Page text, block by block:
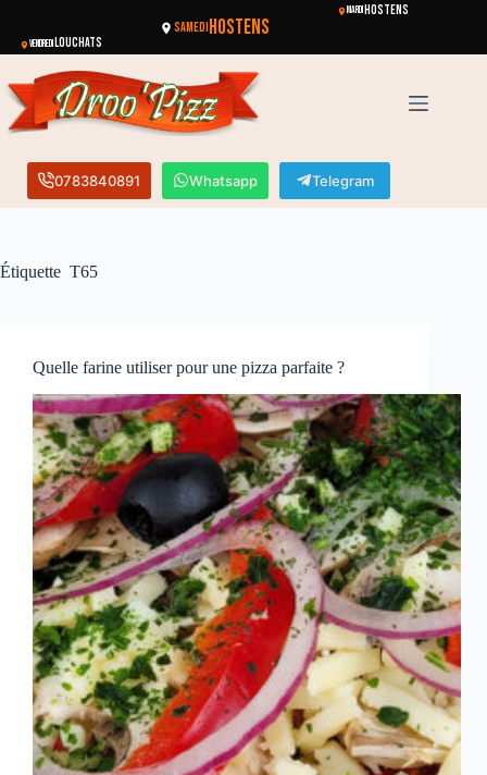
MARDI HOSTENS
VENDREDILOUCHATS
SAMEDIHOSTENS
0783840891 Whatsapp Telegram
Étiquette T65
Quelle farine utiliser pour une pizza parfaite ?